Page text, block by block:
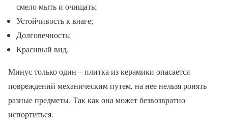
смело мыть и очищать;
Устойчивость к влаге;
Долговечность;
Красивый вид.
Минус только один – плитка из керамики опасается
повреждений механическим путем, на нее нельзя ронять
разные предметы, Так как она может безвозвратно
испортиться.